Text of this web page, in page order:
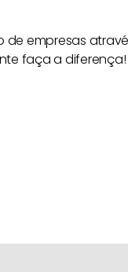
de empresas
faça a diferença!